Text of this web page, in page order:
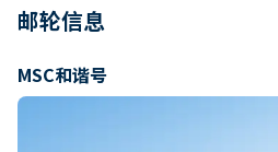
邮轮信息
MSC和谐号